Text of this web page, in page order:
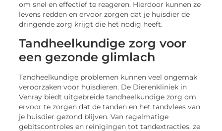
om snel en effectief te reageren. Hierdoor kunnen ze
levens redden en ervoor zorgen dat je huisdier de
dringende zorg krijgt die het nodig heeft.
Tandheelkundige zorg voor
een gezonde glimlach
Tandheelkundige problemen kunnen veel ongemak
veroorzaken voor huisdieren. De Dierenkliniek in
Venray biedt uitgebreide tandheelkundige zorg om
ervoor te zorgen dat de tanden en het tandvlees van
je huisdier gezond blijven. Van regelmatige
gebitscontroles en reinigingen tot tandextracties, ze